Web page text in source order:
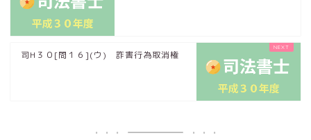
司H３０[問１６](ウ) 詐害行為取消権